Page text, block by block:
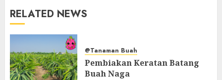
RELATED NEWS
@Tanaman Buah
Pembiakan Keratan Batang
Buah Naga